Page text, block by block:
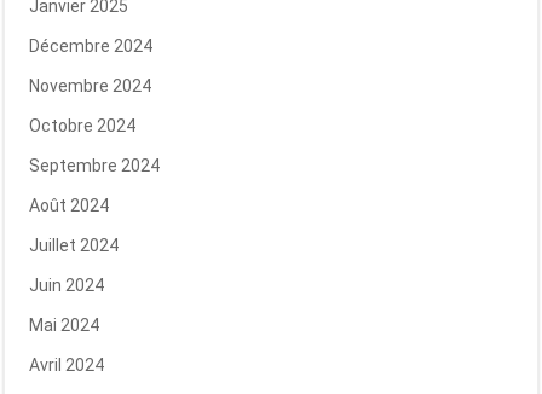
Janvier 2025
Décembre 2024
Novembre 2024
Octobre 2024
Septembre 2024
Août 2024
Juillet 2024
Juin 2024
Mai 2024
Avril 2024